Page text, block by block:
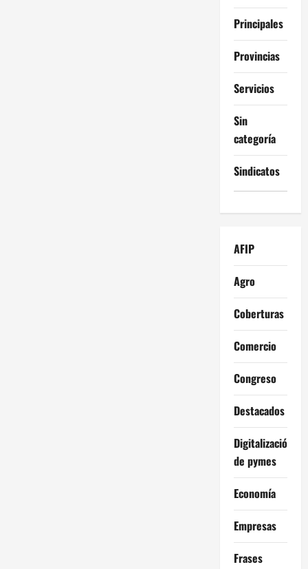
Principales
Provincias
Servicios
Sin
categoría
Sindicatos
AFIP
Agro
Coberturas
Comercio
Congreso
Destacados
Digitalización
de pymes
Economía
Empresas
Frases